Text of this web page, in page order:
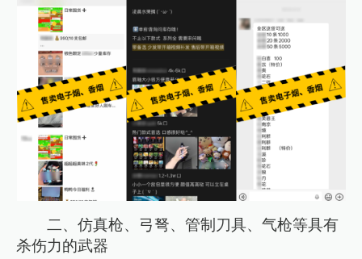
二、仿真枪、弓弩、管制刀具、气枪等具有
杀伤力的武器